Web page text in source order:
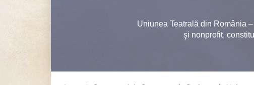
Uniunea Teatrală din România
şi nonprofit,